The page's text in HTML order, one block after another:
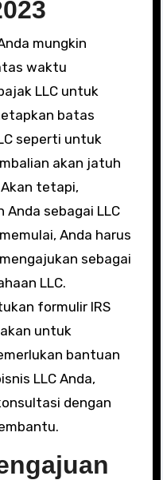
mungkin
waktu
LLC untuk
batas
seperti untuk
akan jatuh
tetapi,
sebagai LLC
Anda harus
sebagai
LLC.
formulir IRS
untuk
bantuan
LLC Anda,
dengan